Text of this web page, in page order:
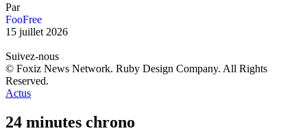
Par
FooFree
15 juillet 2026
Suivez-nous
© Foxiz News Network. Ruby Design Company. All Rights
Reserved.
Actus
24 minutes chrono